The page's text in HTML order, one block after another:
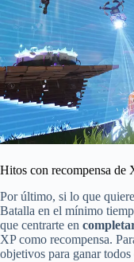
Hitos con recompensa de
Por último, si lo que
Batalla en el mínimo
que centrarte en
XP como recompensa.
objetivos para ganar todos